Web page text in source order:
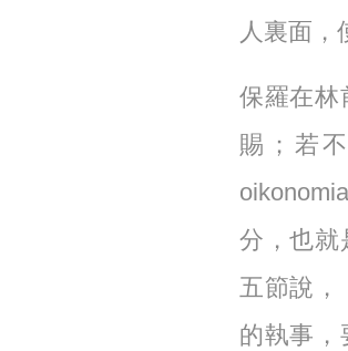
人裏面，
保羅在林
賜；若
分，也就
五節說，
的執事，